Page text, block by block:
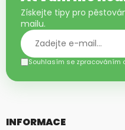
Získejte tipy pro
mailu.
Souhlasím se zpracováním
INFORMACE